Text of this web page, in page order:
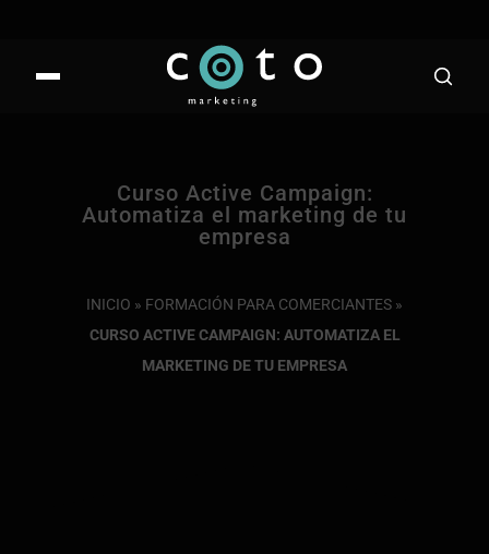
Curso Active Campaign:
Automatiza el marketing de tu
empresa
INICIO » FORMACIÓN PARA COMERCIANTES »
CURSO ACTIVE CAMPAIGN: AUTOMATIZA EL
MARKETING DE TU EMPRESA